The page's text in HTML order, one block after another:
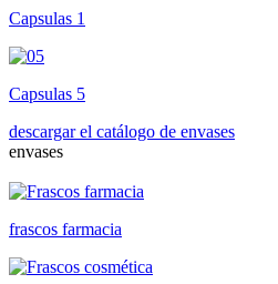
Capsulas 1
Capsulas 5
descargar el catálogo de envases
envases
frascos farmacia